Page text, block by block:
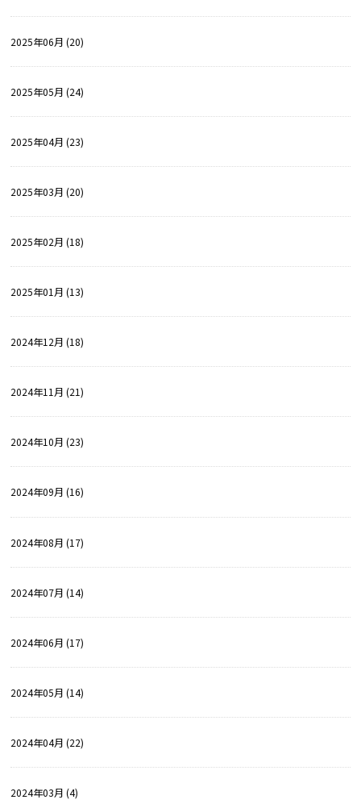
2025年06月 (20)
2025年05月 (24)
2025年04月 (23)
2025年03月 (20)
2025年02月 (18)
2025年01月 (13)
2024年12月 (18)
2024年11月 (21)
2024年10月 (23)
2024年09月 (16)
2024年08月 (17)
2024年07月 (14)
2024年06月 (17)
2024年05月 (14)
2024年04月 (22)
2024年03月 (4)